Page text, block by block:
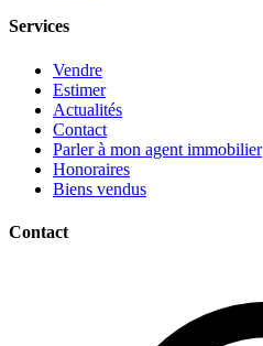
Services
Vendre
Estimer
Actualités
Contact
Parler à mon agent immobilier
Honoraires
Biens vendus
Contact